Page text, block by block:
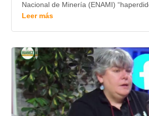
Nacional de Minería (ENAMI)
Leer más